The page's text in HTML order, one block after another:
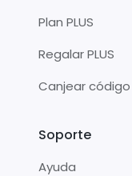
Plan PLUS
Regalar PLUS
Canjear código
Soporte
Ayuda